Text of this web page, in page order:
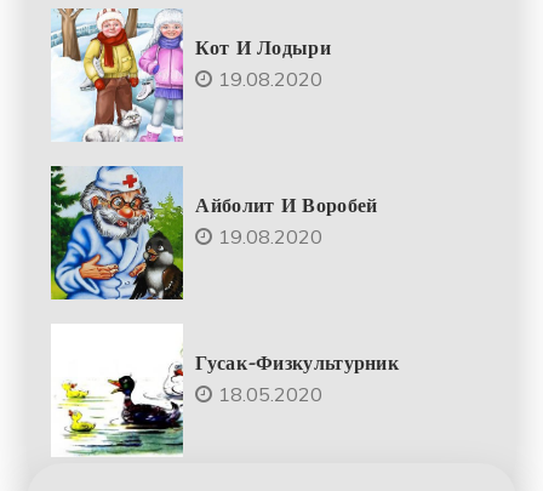
Кот И Лодыри
19.08.2020
Айболит И Воробей
19.08.2020
Гусак-Физкультурник
18.05.2020